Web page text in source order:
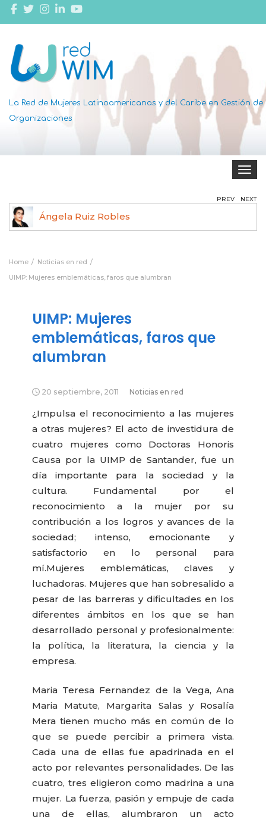
La Red de Mujeres Latinoamericanas y del Caribe en Gestión de
Organizaciones
Toggle
Ángela Ruiz Robles
PREV NEXT
Home
Noticias en red
UIMP: Mujeres emblemáticas, faros que alumbran
UIMP: Mujeres
emblemáticas, faros que
alumbran
20 septiembre, 2011 Noticias en red
¿Impulsa el reconocimiento a las mujeres
a otras mujeres? El acto de investidura de
cuatro mujeres como Doctoras Honoris
Causa por la UIMP de Santander, fue un
día importante para la sociedad y la
cultura. Fundamental por el
reconocimiento a la mujer por su
contribución a los logros y avances de la
sociedad; intenso, emocionante y
satisfactorio en lo personal para
mí.Mujeres emblemáticas, claves y
luchadoras. Mujeres que han sobresalido a
pesar de las barreras y dificultades en los
diferentes ámbitos en los que se han
desarrollado personal y profesionalmente:
la política, la literatura, la ciencia y la
empresa.
Maria Teresa Fernandez de la Vega, Ana
Maria Matute, Margarita Salas y Rosalía
Mera tienen mucho más en común de lo
que se puede percibir a primera vista.
Cada una de ellas fue apadrinada en el
acto por relevantes personalidades. De las
cuatro, tres eligieron como madrina a una
mujer. La fuerza, pasión y empuje de cada
una de ellas, alumbraron un acto